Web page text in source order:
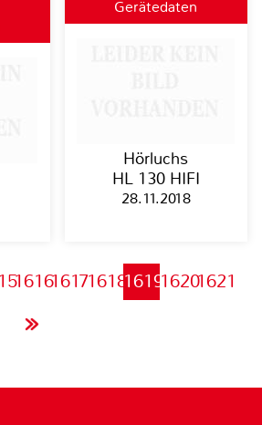
Gerätedaten
Hörluchs
HL 130 HIFI
28.11.2018
161616171618161916201621